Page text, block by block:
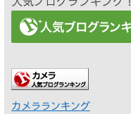
カメラランキング